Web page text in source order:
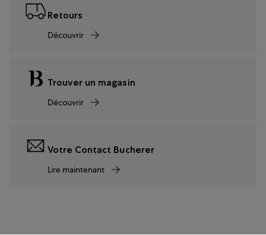
Retours
Découvrir
Trouver un magasin
Découvrir
Votre Contact Bucherer
Lire maintenant